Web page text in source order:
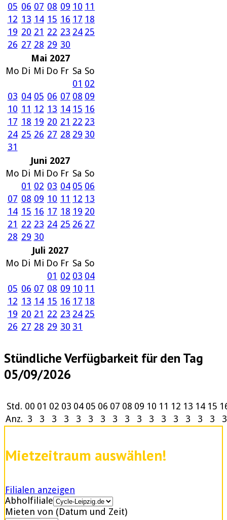
05 06 07 08 09 10 11
12 13 14 15 16 17 18
19 20 21 22 23 24 25
26 27 28 29 30
Mai 2027
Mo Di Mi Do Fr Sa So
01 02
03 04 05 06 07 08 09
10 11 12 13 14 15 16
17 18 19 20 21 22 23
24 25 26 27 28 29 30
31
Juni 2027
Mo Di Mi Do Fr Sa So
01 02 03 04 05 06
07 08 09 10 11 12 13
14 15 16 17 18 19 20
21 22 23 24 25 26 27
28 29 30
Juli 2027
Mo Di Mi Do Fr Sa So
01 02 03 04
05 06 07 08 09 10 11
12 13 14 15 16 17 18
19 20 21 22 23 24 25
26 27 28 29 30 31
Stündliche Verfügbarkeit für den Tag
05/09/2026
Std. 00 01 02 03 04 05 06 07 08 09 10 11 12 13 14 15
Anz. 3 3 3 3 3 3 3 3 3 3 3 3 3 3 3 3 3
Mietzeitraum auswählen!
Filialen anzeigen
Abholfiliale
Mieten von (Datum und Zeit)